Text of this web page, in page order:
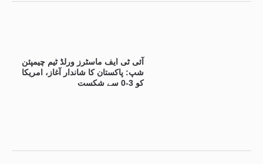
آئی ٹی ایف ماسٹرز ورلڈ ٹیم چیمپئن
شپ: پاکستان کا شاندار آغاز، امریکا
کو 3-0 سے شکست